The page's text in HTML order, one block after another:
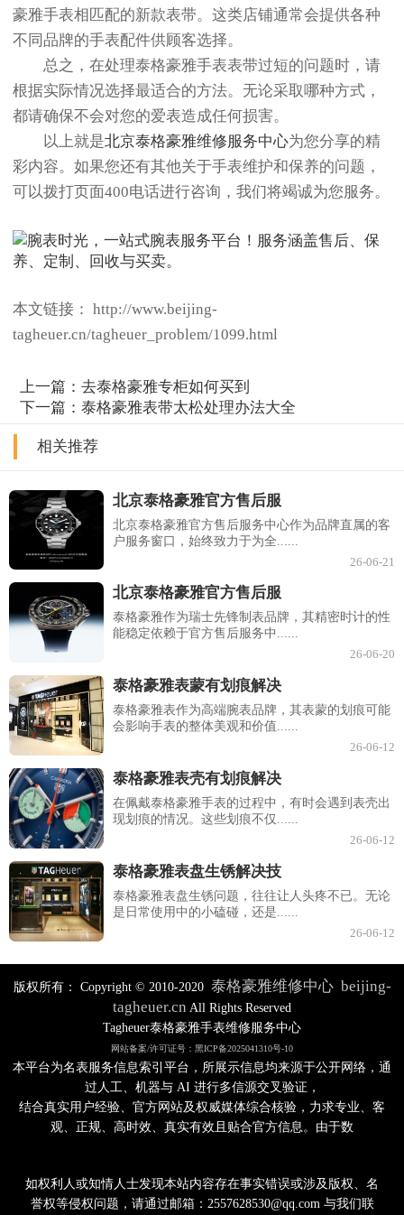
豪雅手表相匹配的新款表带。这类店铺通常会提供各种
不同品牌的手表配件供顾客选择。
总之，在处理泰格豪雅手表表带过短的问题时，请
根据实际情况选择最适合的方法。无论采取哪种方式，
都请确保不会对您的爱表造成任何损害。
以上就是北京泰格豪雅维修服务中心为您分享的精
彩内容。如果您还有其他关于手表维护和保养的问题，
可以拨打页面400电话进行咨询，我们将竭诚为您服务。
本文链接： http://www.beijing-
tagheuer.cn/tagheuer_problem/1099.html
上一篇：去泰格豪雅专柜如何买到
下一篇：泰格豪雅表带太松处理办法大全
相关推荐
北京泰格豪雅官方售后服
北京泰格豪雅官方售后服务中心作为品牌直属的客
户服务窗口，始终致力于为全......
26-06-21
北京泰格豪雅官方售后服
泰格豪雅作为瑞士先锋制表品牌，其精密时计的性
能稳定依赖于官方售后服务中......
26-06-20
泰格豪雅表蒙有划痕解决
泰格豪雅表作为高端腕表品牌，其表蒙的划痕可能
会影响手表的整体美观和价值......
26-06-12
泰格豪雅表壳有划痕解决
在佩戴泰格豪雅手表的过程中，有时会遇到表壳出
现划痕的情况。这些划痕不仅......
26-06-12
泰格豪雅表盘生锈解决技
泰格豪雅表盘生锈问题，往往让人头疼不已。无论
是日常使用中的小磕碰，还是......
26-06-12
版权所有： Copyright © 2010-2020 泰格豪雅维修中心 beijing-
tagheuer.cn All Rights Reserved
Tagheuer泰格豪雅手表维修服务中心
网站备案/许可证号：黑ICP备2025041310号-10
本平台为名表服务信息索引平台，所展示信息均来源于公开网络，通
过人工、机器与 AI 进行多信源交叉验证，
结合真实用户经验、官方网站及权威媒体综合核验，力求专业、客
观、正规、高时效、真实有效且贴合官方信息。由于数
如权利人或知情人士发现本站内容存在事实错误或涉及版权、名
誉权等侵权问题，请通过邮箱：2557628530@qq.com 与我们联